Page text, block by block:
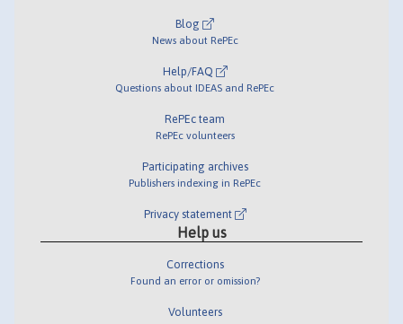
Blog
News about RePEc
Help/FAQ
Questions about IDEAS and RePEc
RePEc team
RePEc volunteers
Participating archives
Publishers indexing in RePEc
Privacy statement
Help us
Corrections
Found an error or omission?
Volunteers